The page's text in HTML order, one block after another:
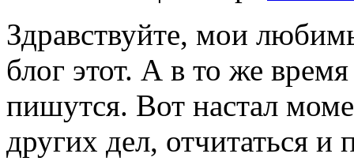
Здравствуйте, мои
блог этот. А в то же
пишутся. Вот настал
других дел, отчитаться и